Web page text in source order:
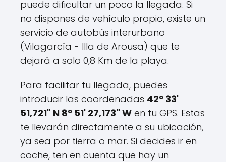
puede dificultar un poco la llegada. Si
no dispones de vehículo propio, existe un
servicio de autobús interurbano
(Vilagarcía - Illa de Arousa) que te
dejará a solo 0,8 Km de la playa.
Para facilitar tu llegada, puedes
introducir las coordenadas 42º 33'
51,721" N 8º 51' 27,173" W en tu GPS. Estas
te llevarán directamente a su ubicación,
ya sea por tierra o mar. Si decides ir en
coche, ten en cuenta que hay un